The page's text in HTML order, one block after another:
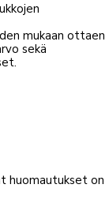
mukaan ottaen
sekä
huomautukset on